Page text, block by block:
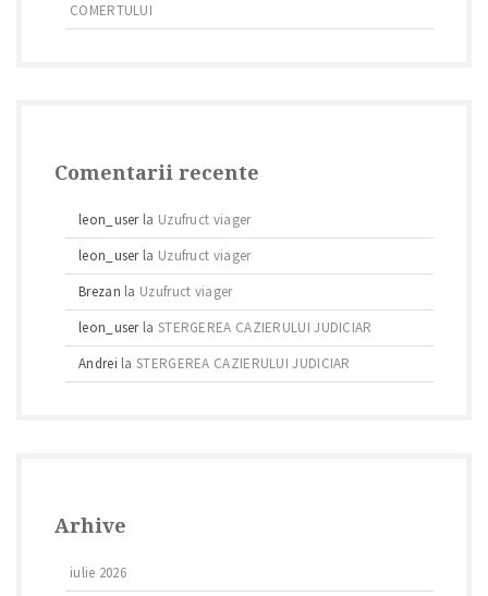
COMERTULUI
Comentarii recente
leon_userla Uzufruct viager
leon_userla Uzufruct viager
Brezan la Uzufruct viager
leon_userla STERGEREA CAZIERULUI JUDICIAR
Andrei laSTERGEREA CAZIERULUI JUDICIAR
Arhive
iulie 2026